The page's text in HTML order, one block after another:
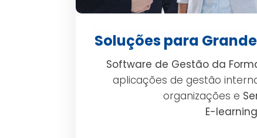
https://www.insia.pt/forinsiaenterprise/
Soluções para
Software de Gestão da
aplicações de gestão
organizações e
E-